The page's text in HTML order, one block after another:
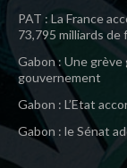
PAT : La France
73,795 milliards de
Gabon : Une grève
gouvernement
Gabon : L’Etat
Gabon : le Sénat